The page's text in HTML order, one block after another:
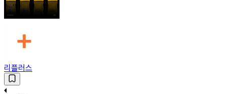
리플러스